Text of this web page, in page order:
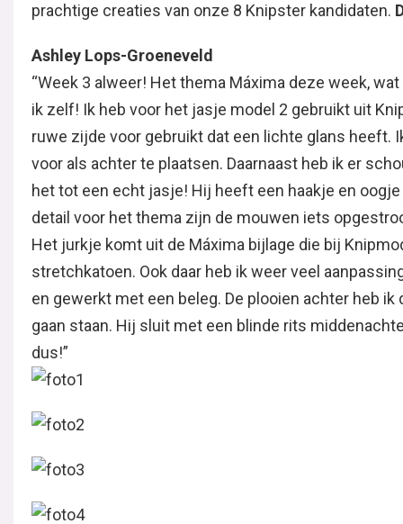
prachtige creaties van onze 8 Knipster kandidaten.
Ashley Lops-Groeneveld
“Week 3 alweer! Het thema Máxima deze week,
ik zelf! Ik heb voor het jasje model 2 gebruikt uit
ruwe zijde voor gebruikt dat een lichte glans heeft.
voor als achter te plaatsen. Daarnaast heb ik er
het tot een echt jasje! Hij heeft een haakje en
detail voor het thema zijn de mouwen iets
Het jurkje komt uit de Máxima bijlage die bij
stretchkatoen. Ook daar heb ik weer veel
en gewerkt met een beleg. De plooien achter heb
gaan staan. Hij sluit met een blinde rits
dus!”